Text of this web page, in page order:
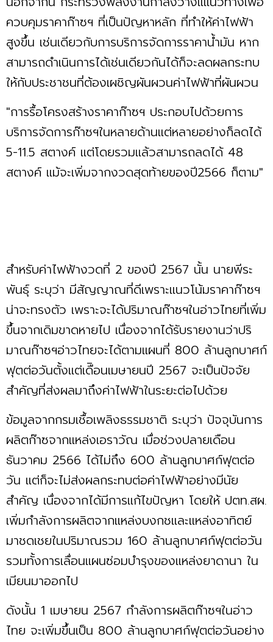
ควบคุมราคาก๊าซฯ ที่เป็นปัญหาหลัก ที่ทำให้ค่าไฟฟ้า
สูงขึ้น เช่นเดียวกับการบริการจัดการราคาน้ำมัน หาก
สามารถดำเนินการได้เช่นเดียวกันได้ก็จะลดผลกระทบ
ให้กับประชาชนที่ต้องเผชิญผันผวนค่าไฟฟ้าที่ผันผวน
"การรื้อโครงสร้างราคาก๊าซฯ ประกอบไปด้วยการ
บริการจัดการก๊าซฯในหลายด้านแต่หลายอย่างก็ลดได้
5-11.5 สตางค์ แต่โดยรวมแล้วสามารถลดได้ 48
สตางค์ แม้จะเพิ่มจากงวดสุดท้ายของปี2566 ก็ตาม"
สำหรับค่าไฟฟ้างวดที่ 2 ของปี 2567 นั้น นายพีระ
พันธุ์ ระบุว่า มีสัญญาณที่ดีเพราะแนวโน้มราคาก๊าซฯ
น่าจะทรงตัว เพราะจะได้ปริมาณก๊าซฯในอ่าวไทยที่เพิ่ม
ขึ้นจากเดิมขาดหายไป เนื่องจากได้รับรายงานว่าปริ
มาณก๊าซฯอ่าวไทยจะได้ตามแผนที่ 800 ล้านลูกบาศก์
ฟุตต่อวันตั้งแต่เดืิอนเมษายนปี 2567 จะเป็นปัจจัย
สำคัญที่ส่งผลมาถึงค่าไฟฟ้าในระยะต่อไปด้วย
ข้อมูลจากกรมเชื้อเพลิงธรรมชาติ ระบุว่า ปัจจุบันการ
ผลิตก๊าซจากแหล่งเอราวัณ​ เมื่อช่วงปลายเดือน
ธันวาคม 2566 ได้ไม่ถึง​ 600​ ล้านลูกบาศก์ฟุตต่อ
วัน​ แต่ก็จะไม่ส่งผลกระทบต่อค่าไฟฟ้าอย่างมีนัย
สำคัญ​ เนื่องจากได้มีการแก้ไขปัญหา​ โดยให้ ​ปตท.สผ.​
เพิ่มกำลังการผลิตจากแหล่งบงกชและ​แหล่งอาทิตย์​
มาชดเชย​ในปริมาณ​รวม​ 160​ ล้านลูกบาศก์ฟุตต่อวัน​
รวมทั้งการเลื่อนแผนซ่อมบำรุงของแหล่งยาดานา​ ใน
เมียนมา​ออกไป​
ดังนั้น 1​ เมษายน 2567​ กำลังการผลิตก๊าซฯในอ่าว
ไทย ​จะเพิ่มขึ้นเป็น​ 800​ ล้านลูกบาศก์ฟุตต่อวัน​อย่าง